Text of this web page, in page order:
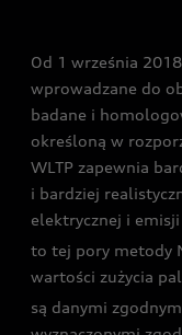
Audi exclusive
Od 1 września
wprowadzane do
badane i
określoną w
WLTP zapewnia
i bardziej
elektrycznej i emisji
to tej pory metody
wartości zużycia
są danymi